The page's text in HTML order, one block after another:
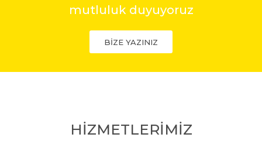
mutluluk duyuyoruz
BİZE YAZINIZ
HİZMETLERİMİZ